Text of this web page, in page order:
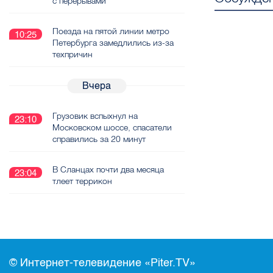
10:25
Поезда на пятой линии метро
Петербурга замедлились из-за
техпричин
Вчера
23:10
Грузовик вспыхнул на
Московском шоссе, спасатели
справились за 20 минут
23:04
В Сланцах почти два месяца
тлеет террикон
© Интернет-телевидение «Piter.TV»